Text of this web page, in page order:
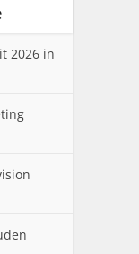
2026 in